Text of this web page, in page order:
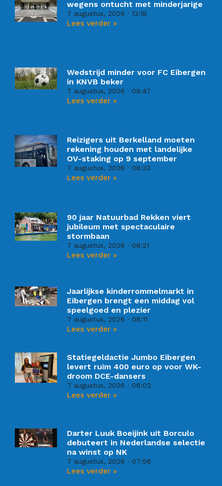
wegens ontucht met minderjarige
7 augustus, 2026 13:18
Lees verder »
Wedstrijd minder voor FC Eibergen
in KNVB beker
7 augustus, 2026 08:47
Lees verder »
Reizigers uit Berkelland moeten
rekening houden met landelijke
OV-staking op 9 september
7 augustus, 2026 08:33
Lees verder »
90 jaar Natuurbad Rekken viert
jubileum met spectaculaire
stormbaan
7 augustus, 2026 08:21
Lees verder »
Jaarlijkse kinderrommelmarkt in
Eibergen brengt een middag vol
speelgoed en plezier
7 augustus, 2026 08:11
Lees verder »
Statiegeldactie Jumbo Eibergen
levert ruim 400 euro op voor WK-
droom DCE-dansers
7 augustus, 2026 08:02
Lees verder »
Darter Luuk Boeijink uit Borculo
debuteert in Nederlandse selectie
na winst op NK
7 augustus, 2026 07:56
Lees verder »